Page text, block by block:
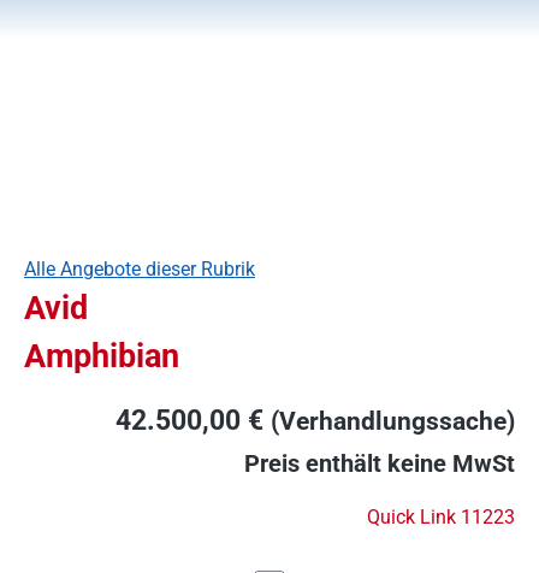
Alle Angebote dieser Rubrik
Avid
Amphibian
42.500,00 € (Verhandlungssache)
Preis enthält keine MwSt
Quick Link 11223